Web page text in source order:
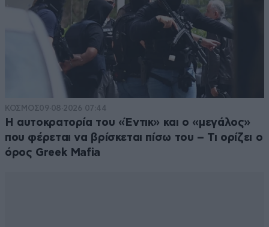
ΚΟΣΜΟΣ09·08·2026 07:44
Η αυτοκρατορία του «Έντικ» και ο «μεγάλος»
που φέρεται να βρίσκεται πίσω του – Τι ορίζει ο
όρος Greek Mafia